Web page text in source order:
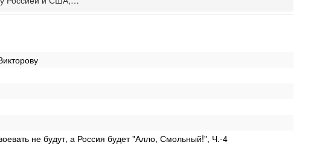
не будут, а Россия будет "Алло, Смольный!", Ч.-4